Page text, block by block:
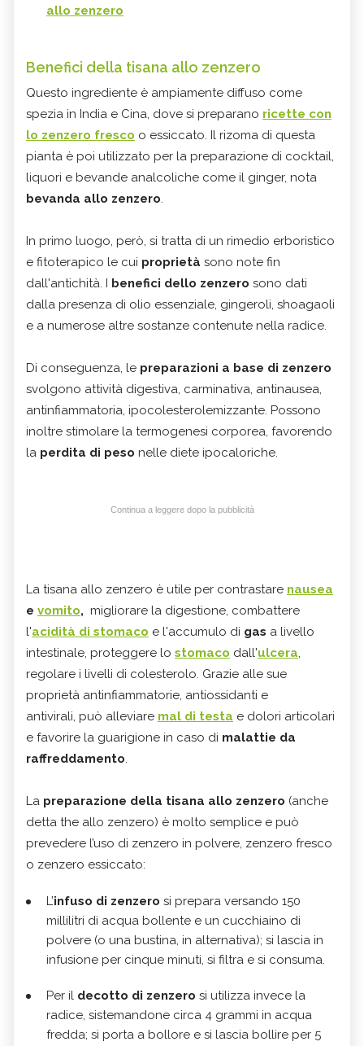
allo zenzero
Benefici della tisana allo zenzero
Questo ingrediente è ampiamente diffuso come
spezia in India e Cina, dove si preparano ricette con
lo zenzero fresco o essiccato. Il rizoma di questa
pianta è poi utilizzato per la preparazione di cocktail,
liquori e bevande analcoliche come il ginger, nota
bevanda allo zenzero.
In primo luogo, però, si tratta di un rimedio erboristico
e fitoterapico le cui proprietà sono note fin
dall'antichità. I benefici dello zenzero sono dati
dalla presenza di olio essenziale, gingeroli, shoagaoli
e a numerose altre sostanze contenute nella radice.
Di conseguenza, le preparazioni a base di zenzero
svolgono attività digestiva, carminativa, antinausea,
antinfiammatoria, ipocolesterolemizzante. Possono
inoltre stimolare la termogenesi corporea, favorendo
la perdita di peso nelle diete ipocaloriche.
Continua a leggere dopo la pubblicità
La tisana allo zenzero è utile per contrastare nausea
e vomito, migliorare la digestione, combattere
l'acidità di stomaco e l'accumulo di gas a livello
intestinale, proteggere lo stomaco dall'ulcera,
regolare i livelli di colesterolo. Grazie alle sue
proprietà antinfiammatorie, antiossidanti e
antivirali, può alleviare mal di testa e dolori articolari
e favorire la guarigione in caso di malattie da
raffreddamento.
La preparazione della tisana allo zenzero (anche
detta the allo zenzero) è molto semplice e può
prevedere l’uso di zenzero in polvere, zenzero fresco
o zenzero essiccato:
L’infuso di zenzero si prepara versando 150
millilitri di acqua bollente e un cucchiaino di
polvere (o una bustina, in alternativa); si lascia in
infusione per cinque minuti, si filtra e si consuma.
Per il decotto di zenzero si utilizza invece la
radice, sistemandone circa 4 grammi in acqua
fredda; si porta a bollore e si lascia bollire per 5